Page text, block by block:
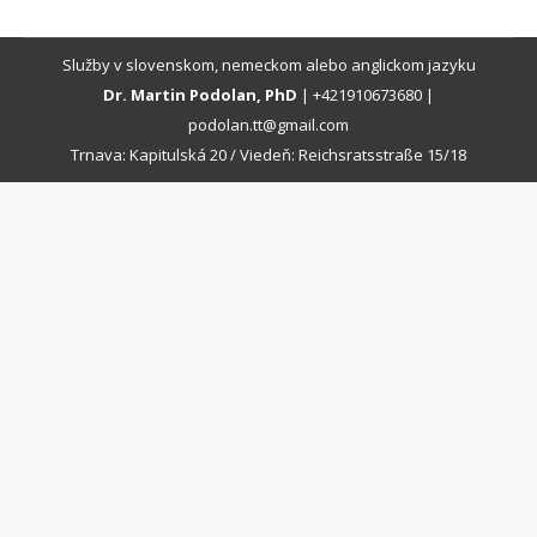
Služby v slovenskom, nemeckom alebo anglickom jazyku
Dr. Martin Podolan, PhD | +421910673680 |
podolan.tt@gmail.com
Trnava: Kapitulská 20 / Viedeň: Reichsratsstraße 15/18